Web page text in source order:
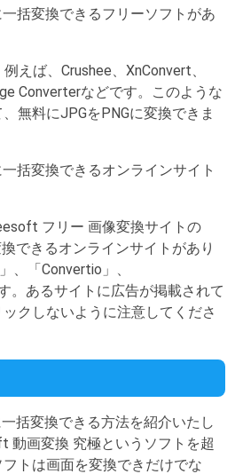
括変換できるフリーソフトがあ
えば、Crushee、XnConvert、
Converterなどです。このような
無料にJPGをPNGに変換できま
括変換できるオンラインサイト
フリー 画像変換サイトの
できるオンラインサイトがあり
、「Convertio」、
。あるサイトに広告が掲載されて
クしないように注意してくださ
括変換できる方法を紹介いたし
動画変換 究極というソフトを超
トは画面を変換できだけでな